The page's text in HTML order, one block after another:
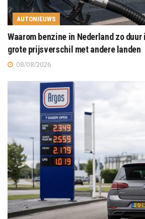
AUTONIEUWS
Waarom benzine in Nederland zo
grote prijsverschil met andere landen
08/08/2026